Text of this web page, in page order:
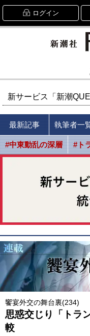
ログイン
新サービス「新潮
最新記事 執筆者一
#中東動乱の深層 #ト
饗宴外交の舞台裏(234)
思惑交じり「トラ
較